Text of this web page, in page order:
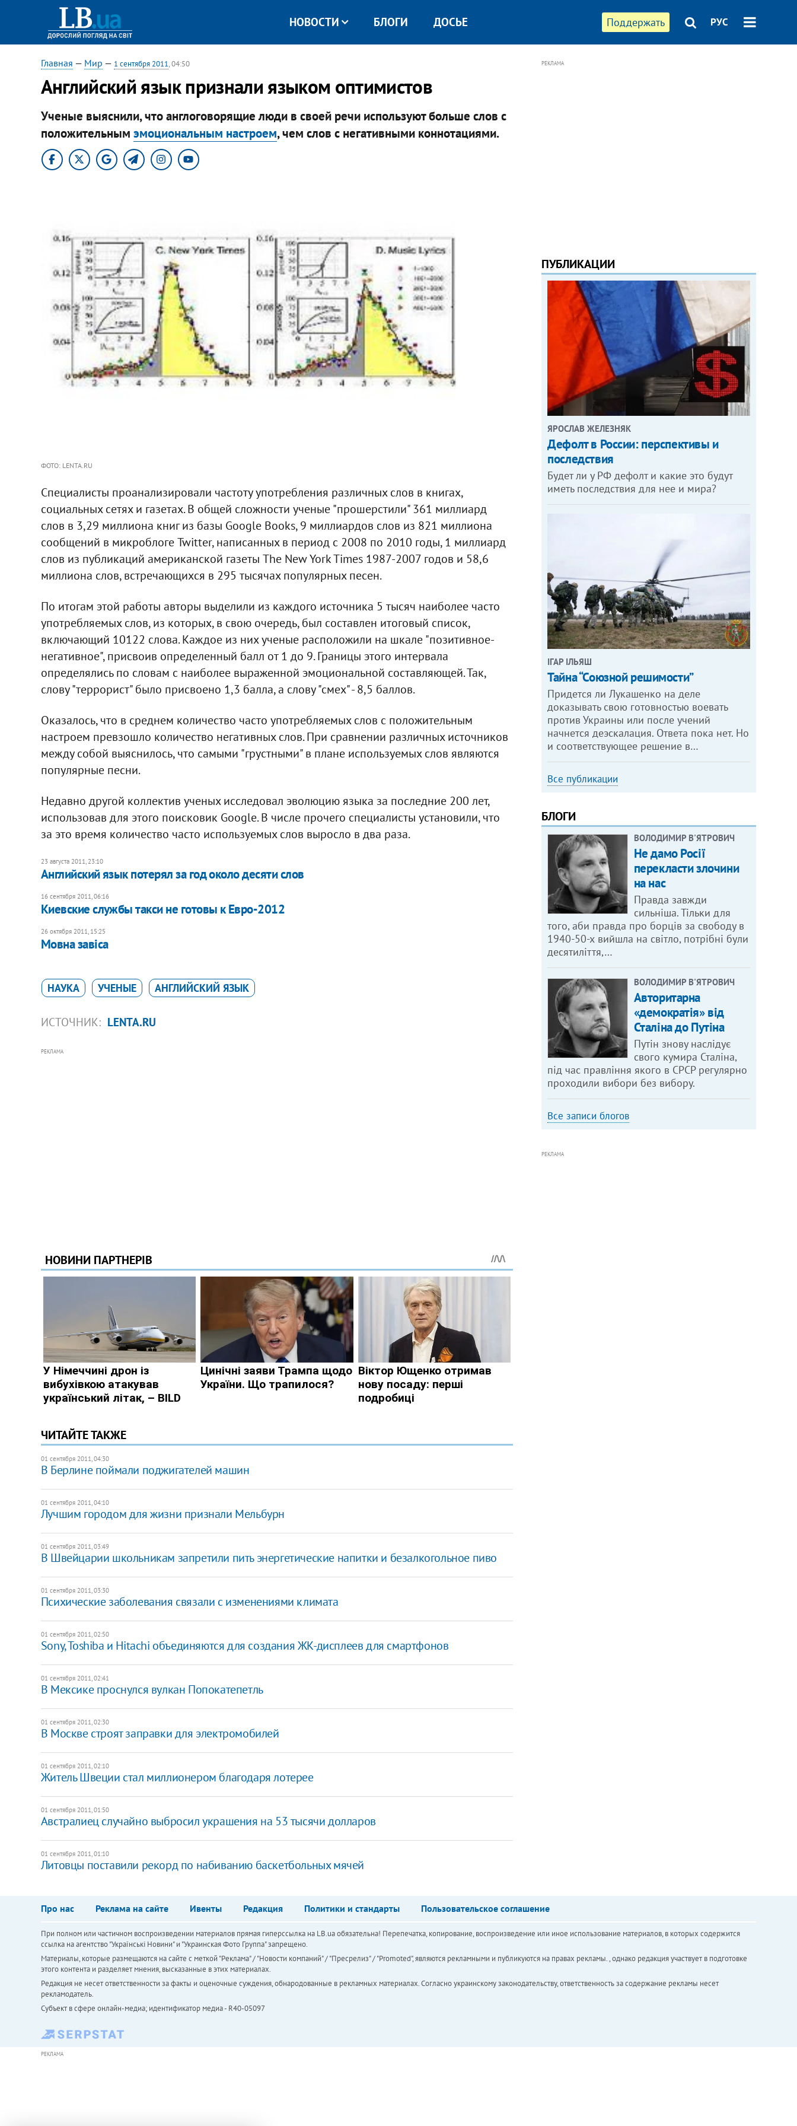
Поддержать РУС
НОВОСТИ БЛОГИ ДОСЬЕ
Главная — Мир — 1 сентября 2011, 04:50
Английский язык признали языком оптимистов
Ученые выяснили, что англоговорящие люди в своей речи используют больше слов с
положительным эмоциональным настроем, чем слов с негативными коннотациями.
ФОТО: LENTA.RU
Специалисты проанализировали частоту употребления различных слов в книгах,
социальных сетях и газетах. В общей сложности ученые "прошерстили" 361 миллиард
слов в 3,29 миллиона книг из базы Google Books, 9 миллиардов слов из 821 миллиона
сообщений в микроблоге Twitter, написанных в период с 2008 по 2010 годы, 1 миллиард
слов из публикаций американской газеты The New York Times 1987-2007 годов и 58,6
миллиона слов, встречающихся в 295 тысячах популярных песен.
По итогам этой работы авторы выделили из каждого источника 5 тысяч наиболее часто
употребляемых слов, из которых, в свою очередь, был составлен итоговый список,
включающий 10122 слова. Каждое из них ученые расположили на шкале "позитивное-
негативное", присвоив определенный балл от 1 до 9. Границы этого интервала
определялись по словам с наиболее выраженной эмоциональной составляющей. Так,
слову "террорист" было присвоено 1,3 балла, а слову "смех" - 8,5 баллов.
Оказалось, что в среднем количество часто употребляемых слов с положительным
настроем превзошло количество негативных слов. При сравнении различных источников
между собой выяснилось, что самыми "грустными" в плане используемых слов являются
популярные песни.
Недавно другой коллектив ученых исследовал эволюцию языка за последние 200 лет,
использовав для этого поисковик Google. В числе прочего специалисты установили, что
за это время количество часто используемых слов выросло в два раза.
23 августа 2011, 23:10
Английский язык потерял за год около десяти слов
16 сентября 2011, 06:16
​Киевские службы такси не готовы к Евро-2012
26 октября 2011, 15:25
Мовна завіса
НАУКА УЧЕНЫЕ АНГЛИЙСКИЙ ЯЗЫК
ИСТОЧНИК: LENTA.RU
РЕКЛАМА
ЧИТАЙТЕ ТАКЖЕ
01 сентября 2011, 04:30
В Берлине поймали поджигателей машин
01 сентября 2011, 04:10
Лучшим городом для жизни признали Мельбурн
01 сентября 2011, 03:49
​В Швейцарии школьникам запретили пить энергетические напитки и безалкогольное пиво
01 сентября 2011, 03:30
Психические заболевания связали с изменениями климата
01 сентября 2011, 02:50
Sony, Toshiba и Hitachi объединяются для создания ЖК-дисплеев для смартфонов
01 сентября 2011, 02:41
В Мексике проснулся вулкан Попокатепетль
01 сентября 2011, 02:30
В Москве строят заправки для электромобилей
01 сентября 2011, 02:10
Житель Швеции стал миллионером благодаря лотерее
01 сентября 2011, 01:50
Австралиец случайно выбросил украшения на 53 тысячи долларов
01 сентября 2011, 01:10
Литовцы поставили рекорд по набиванию баскетбольных мячей
РЕКЛАМА
ПУБЛИКАЦИИ
ЯРОСЛАВ ЖЕЛЕЗНЯК
Дефолт в России: перспективы и
последствия
Будет ли у РФ дефолт и какие это будут
иметь последствия для нее и мира?
ІГАР ІЛЬЯШ
Тайна “Союзной решимости”
Придется ли Лукашенко на деле
доказывать свою готовностью воевать
против Украины или после учений
начнется деэскалация. Ответа пока нет. Но
и соответствующее решение в…
Все публикации
БЛОГИ
ВОЛОДИМИР В'ЯТРОВИЧ
Не дамо Росії
перекласти злочини
на нас
Правда завжди
сильніша. Тільки для
того, аби правда про борців за свободу в
1940-50-х вийшла на світло, потрібні були
десятиліття,…
ВОЛОДИМИР В'ЯТРОВИЧ
Авторитарна
«демократія» від
Сталіна до Путіна
Путін знову наслідує
свого кумира Сталіна,
під час правління якого в СРСР регулярно
проходили вибори без вибору.
Все записи блогов
РЕКЛАМА
Про нас Реклама на сайте Ивенты Редакция Политики и стандарты Пользовательское соглашение
При полном или частичном воспроизведении материалов прямая гиперссылка на LB.ua обязательна! Перепечатка, копирование, воспроизведение или иное использование материалов, в которых содержится
ссылка на агентство "Українськi Новини" и "Украинская Фото Группа" запрещено.
Материалы, которые размещаются на сайте с меткой "Реклама" / "Новости компаний" / "Пресрелиз" / "Promoted", являются рекламными и публикуются на правах рекламы. , однако редакция участвует в подготовке
этого контента и разделяет мнения, высказанные в этих материалах.
Редакция не несет ответственности за факты и оценочные суждения, обнародованные в рекламных материалах. Согласно украинскому законодательству, ответственность за содержание рекламы несет
рекламодатель.
Субъект в сфере онлайн-медиа; идентификатор медиа - R40-05097
РЕКЛАМА